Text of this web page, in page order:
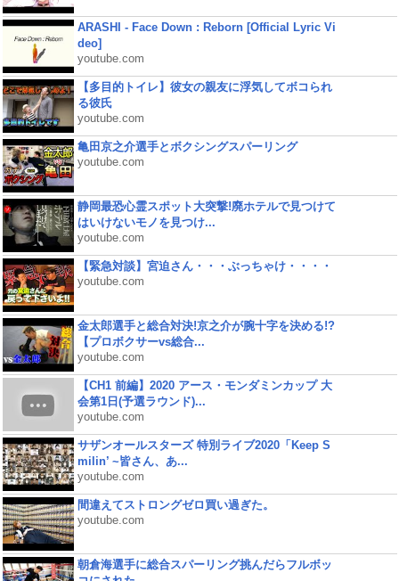
ARASHI - Face Down : Reborn [Official Lyric Vi
deo]
youtube.com
【多目的トイレ】彼女の親友に浮気してボコられ
る彼氏
youtube.com
亀田京之介選手とボクシングスパーリング
youtube.com
静岡最恐心霊スポット大突撃!廃ホテルで見つけて
はいけないモノを見つけ...
youtube.com
【緊急対談】宮迫さん・・・ぶっちゃけ・・・・
youtube.com
金太郎選手と総合対決!京之介が腕十字を決める!?
【プロボクサーvs総合...
youtube.com
【CH1 前編】2020 アース・モンダミンカップ 大
会第1日(予選ラウンド)...
youtube.com
サザンオールスターズ 特別ライブ2020「Keep S
milin’ ~皆さん、あ...
youtube.com
間違えてストロングゼロ買い過ぎた。
youtube.com
朝倉海選手に総合スパーリング挑んだらフルボッ